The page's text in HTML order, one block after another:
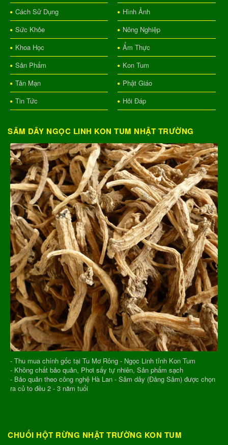
Cách Sử Dụng
Hình Ảnh
Sức Khỏe
Nông Nghiệp
Khoa Học
Ẩm Thực
Sản Phẩm
Kon Tum
Tản Mạn
Phật Giáo
Tin Tức
Hỏi Đáp
SÂM DÂY NGỌC LINH KON TUM NHẬT TRƯỜNG
- Thu mua chính gốc tại Tu Mơ Rông - Ngọc Linh tỉnh Kon Tum
- Không chất bảo quản, Phơi sấy tự nhiên, Sản phẩm sạch
- Bảo quản theo công nghệ Hà Lan - Sâm dây (Đảng Sâm) được chọn
ra củ to đều 2 - 3 năm tuổi
CHUỐI HỘT RỪNG NHẬT TRƯỜNG KON TUM